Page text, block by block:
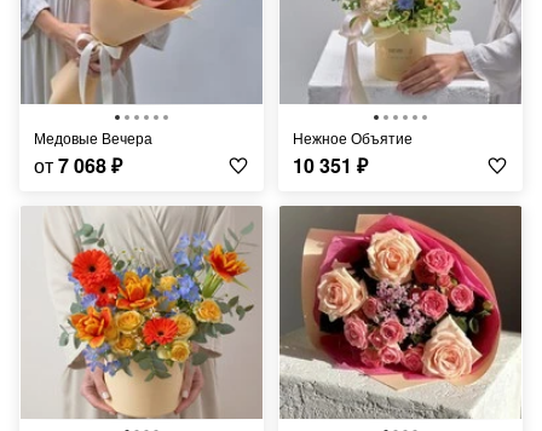
Медовые Вечера
от7 068₽
Нежное Объятие
10 351 ₽